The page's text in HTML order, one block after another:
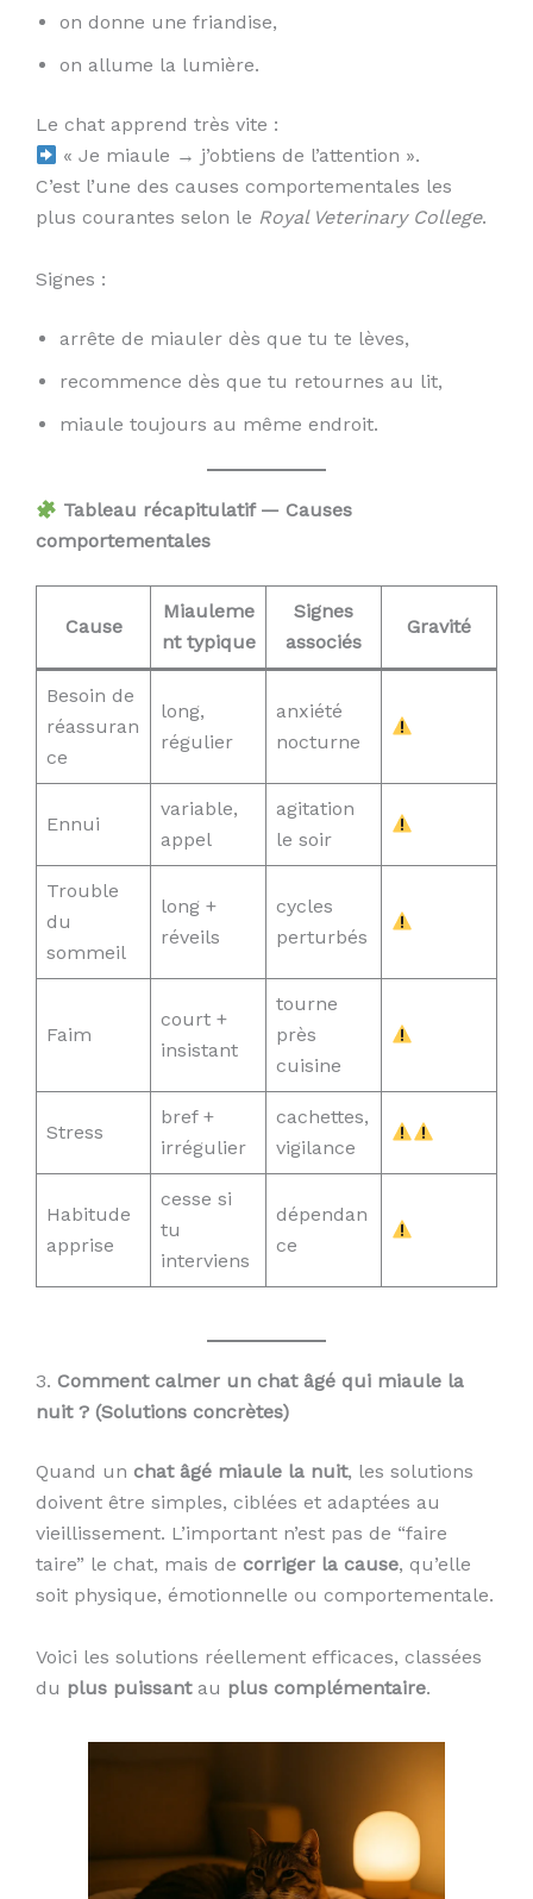
on donne une friandise,
on allume la lumière.
Le chat apprend très vite :
« Je miaule → j’obtiens de l’attention ».
C’est l’une des causes comportementales les
plus courantes selon le Royal Veterinary College.
Signes :
arrête de miauler dès que tu te lèves,
recommence dès que tu retournes au lit,
miaule toujours au même endroit.
Tableau récapitulatif — Causes
comportementales
Cause
Miauleme
nt typique
Signes
associés
Gravité
Besoin de
réassuran
ce
long,
régulier
anxiété
nocturne
Ennui
variable,
appel
agitation
le soir
Trouble
du
sommeil
long +
réveils
cycles
perturbés
Faim
court +
insistant
tourne
près
cuisine
Stress
bref +
irrégulier
cachettes,
vigilance
Habitude
apprise
cesse si
tu
interviens
dépendan
ce
3. Comment calmer un chat âgé qui miaule la
nuit ? (Solutions concrètes)
Quand un chat âgé miaule la nuit, les solutions
doivent être simples, ciblées et adaptées au
vieillissement. L’important n’est pas de “faire
taire” le chat, mais de corriger la cause, qu’elle
soit physique, émotionnelle ou comportementale.
Voici les solutions réellement efficaces, classées
du plus puissantau plus complémentaire.